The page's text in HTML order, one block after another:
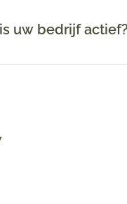
uw bedrijf